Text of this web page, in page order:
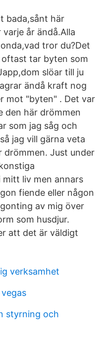
bada,sånt här
år ändå.Alla
tror du?Det
tar byten som
slöar till ju
ändå kraft nog
mot "byten" . Det var
den här drömmen
som jag såg och
jag vill gärna veta
drömmen. Just under
mitt liv men annars
fiende eller någon
av mig över
som husdjur.
att det är väldigt
verksamhet
styrning och